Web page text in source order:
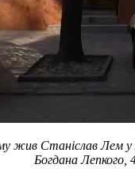
жив Станіслав Лем у
Богдана Лепкого,